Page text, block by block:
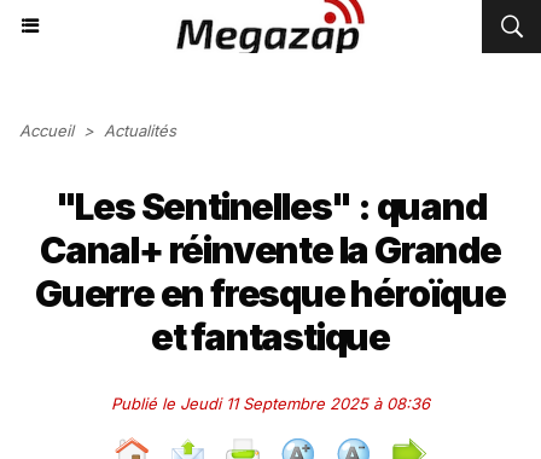
Accueil > Actualités
"Les Sentinelles" : quand
Canal+ réinvente la Grande
Guerre en fresque héroïque
et fantastique
Publié le Jeudi 11 Septembre 2025 à 08:36